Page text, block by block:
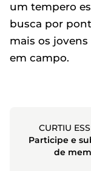
um tempero
busca por
mais os
em campo.
CURTIU
Participe e
de